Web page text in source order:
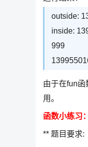
outside:
inside:
999
由于在fun
用。
函数小练习：
** 题目要求: